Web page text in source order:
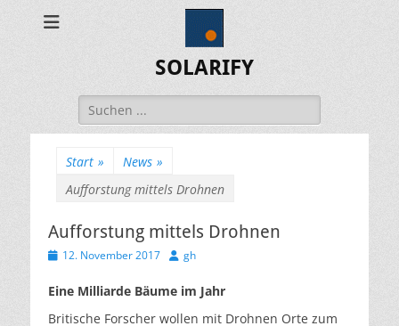
SOLARIFY
Suchen
nach:
Start » News »
Aufforstung mittels Drohnen
Aufforstung mittels Drohnen
Veröffentlicht
12. November 2017 Autor
gh
Eine Milliarde Bäume im Jahr
Britische Forscher wollen mit Drohnen Orte zum